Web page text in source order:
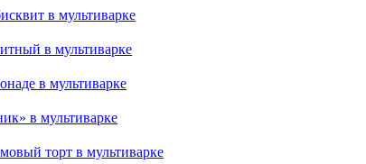
в мультиварке
в мультиварке
в мультиварке
в мультиварке
торт в мультиварке